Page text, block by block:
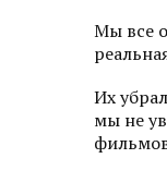
Мы все
Их
мы не